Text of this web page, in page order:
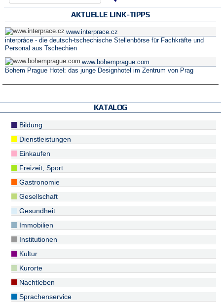
AKTUELLE LINK-TIPPS
www.interprace.cz
interpráce - die deutsch-tschechische Stellenbörse für Fachkräfte und
Personal aus Tschechien
www.bohemprague.com
Bohem Prague Hotel: das junge Designhotel im Zentrum von Prag
KATALOG
Bildung
Dienstleistungen
Einkaufen
Freizeit, Sport
Gastronomie
Gesellschaft
Gesundheit
Immobilien
Institutionen
Kultur
Kurorte
Nachtleben
Sprachenservice